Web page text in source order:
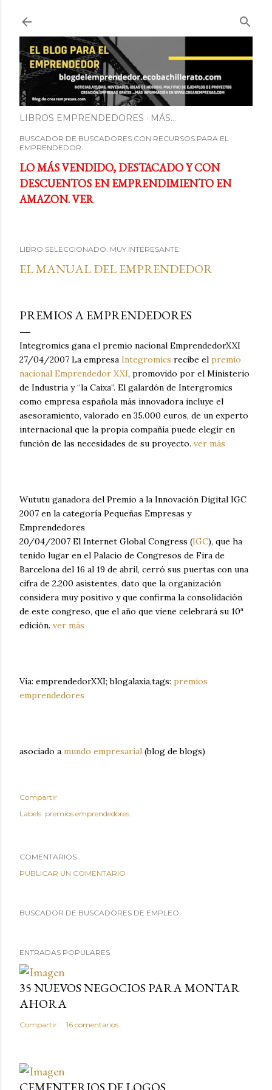
LIBROS EMPRENDEDORES MÁS…
BUSCADOR DE BUSCADORES CON RECURSOS PARA EL
EMPRENDEDOR:
LO MÁS VENDIDO, DESTACADO Y CON
DESCUENTOS EN EMPRENDIMIENTO EN
AMAZON. VER
LIBRO SELECCIONADO. MUY INTERESANTE:
EL MANUAL DEL EMPRENDEDOR
PREMIOS A EMPRENDEDORES
Integromics gana el premio nacional EmprendedorXXI
27/04/2007 La empresa Integromics recibe el premio
nacional Emprendedor XXI, promovido por el Ministerio
de Industria y “la Caixa”. El galardón de Intergromics
como empresa española más innovadora incluye el
asesoramiento, valorado en 35.000 euros, de un experto
internacional que la propia compañía puede elegir en
función de las necesidades de su proyecto. ver más
Wututu ganadora del Premio a la Innovación Digital IGC
2007 en la categoría Pequeñas Empresas y
Emprendedores
20/04/2007 El Internet Global Congress (IGC), que ha
tenido lugar en el Palacio de Congresos de Fira de
Barcelona del 16 al 19 de abril, cerró sus puertas con una
cifra de 2.200 asistentes, dato que la organización
considera muy positivo y que confirma la consolidación
de este congreso, que el año que viene celebrará su 10ª
edición. ver más
Vía: emprendedorXXI; blogalaxia,tags: premios
emprendedores
asociado a mundo empresarial (blog de blogs)
Compartir
Labels: premios emprendedores
COMENTARIOS
PUBLICAR UN COMENTARIO
BUSCADOR DE BUSCADORES DE EMPLEO
ENTRADAS POPULARES
35 NUEVOS NEGOCIOS PARA MONTAR
AHORA
Compartir 16 comentarios
CEMENTERIOS DE LOGOS